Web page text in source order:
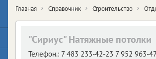
Главная Справочник Строительство
"Сириус" Натяжные потолки
Телефон.: 7 483 233-42-23 7 952 963-